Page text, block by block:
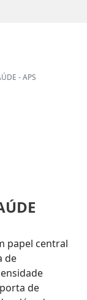
- APS
papel central
de
de